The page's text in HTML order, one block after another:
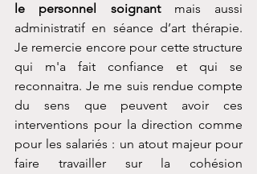
le personnel soignant mais aussi
administratif en séance d’art thérapie.
Je remercie encore pour cette structure
qui m'a fait confiance et qui se
reconnaitra. Je me suis rendue compte
du sens que peuvent avoir ces
interventions pour la direction comme
pour les salariés : un atout majeur pour
faire travailler sur la cohésion